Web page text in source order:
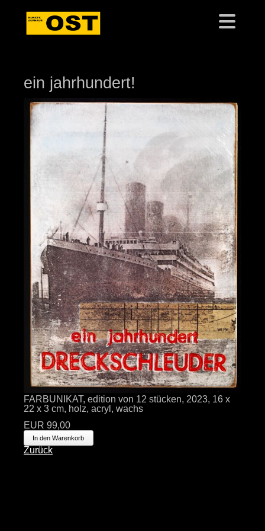
ein jahrhundert!
FARBUNIKAT, edition von 12 stücken, 2023, 16 x
22 x 3 cm, holz, acryl, wachs
EUR 99,00
Zurück